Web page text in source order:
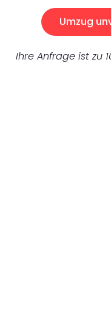
Umzug
Ihre Anfrage ist zu